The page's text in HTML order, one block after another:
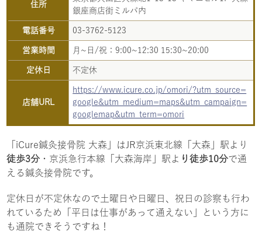
住所
銀座商店街ミルパ内
電話番号 03-3762-5123
営業時間 月~日/祝：9:00~12:30 15:30~20:00
定休日 不定休
店舗URL
https://www.icure.co.jp/omori/?utm_source=
google&utm_medium=maps&utm_campaign=
googlemap&utm_term=omori
「iCure鍼灸接骨院 大森」はJR京浜東北線「大森」駅より
徒歩3分 ・京浜急行本線「大森海岸」駅よ り徒歩10分で通
える鍼灸接骨院です。
定休日が不定休なので土曜日や日曜日、祝日の診察も行わ
れているため「平日は仕事があって通えない」という方に
も通院できそうですね！